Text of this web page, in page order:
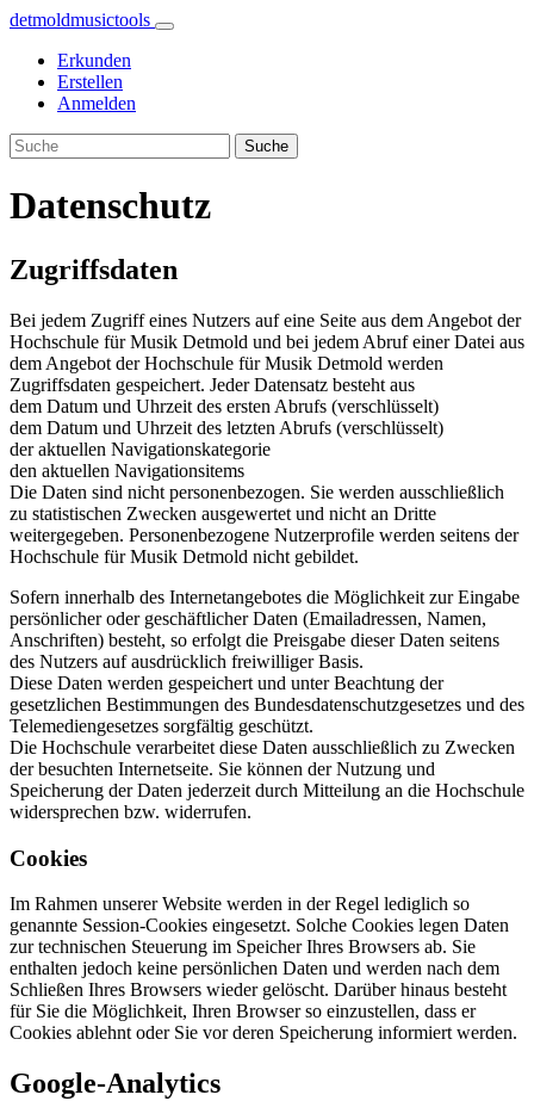
detmoldmusictools
Erkunden
Erstellen
Anmelden
Datenschutz
Zugriffsdaten
Bei jedem Zugriff eines Nutzers auf eine Seite aus dem Angebot der
Hochschule für Musik Detmold und bei jedem Abruf einer Datei aus
dem Angebot der Hochschule für Musik Detmold werden
Zugriffsdaten gespeichert. Jeder Datensatz besteht aus
dem Datum und Uhrzeit des ersten Abrufs (verschlüsselt)
dem Datum und Uhrzeit des letzten Abrufs (verschlüsselt)
der aktuellen Navigationskategorie
den aktuellen Navigationsitems
Die Daten sind nicht personenbezogen. Sie werden ausschließlich
zu statistischen Zwecken ausgewertet und nicht an Dritte
weitergegeben. Personenbezogene Nutzerprofile werden seitens der
Hochschule für Musik Detmold nicht gebildet.
Sofern innerhalb des Internetangebotes die Möglichkeit zur Eingabe
persönlicher oder geschäftlicher Daten (Emailadressen, Namen,
Anschriften) besteht, so erfolgt die Preisgabe dieser Daten seitens
des Nutzers auf ausdrücklich freiwilliger Basis.
Diese Daten werden gespeichert und unter Beachtung der
gesetzlichen Bestimmungen des Bundesdatenschutzgesetzes und des
Telemediengesetzes sorgfältig geschützt.
Die Hochschule verarbeitet diese Daten ausschließlich zu Zwecken
der besuchten Internetseite. Sie können der Nutzung und
Speicherung der Daten jederzeit durch Mitteilung an die Hochschule
widersprechen bzw. widerrufen.
Cookies
Im Rahmen unserer Website werden in der Regel lediglich so
genannte Session-Cookies eingesetzt. Solche Cookies legen Daten
zur technischen Steuerung im Speicher Ihres Browsers ab. Sie
enthalten jedoch keine persönlichen Daten und werden nach dem
Schließen Ihres Browsers wieder gelöscht. Darüber hinaus besteht
für Sie die Möglichkeit, Ihren Browser so einzustellen, dass er
Cookies ablehnt oder Sie vor deren Speicherung informiert werden.
Google-Analytics